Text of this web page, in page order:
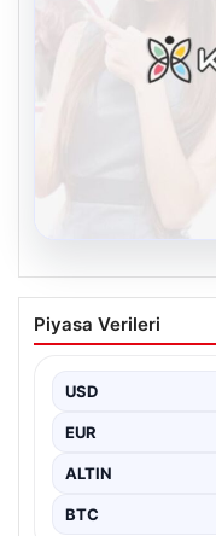
Kelebek
İletişimin
İnternet ortamında
çeşitli…
Piyasa Verileri
USD
EUR
ALTIN
BTC